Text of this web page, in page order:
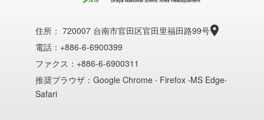
住所： 720007 台南市官田区官田里福田路99号
電話：+886-6-6900399
ファクス：+886-6-6900311
推奨ブラウザ：Google Chrome ‧ Firefox ‧MS Edge‧
Safari